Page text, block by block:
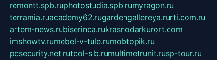
remontt.spb.ruphotostudia.spb.rumyragon.ru
terramia.ruacademy62.rugardengallereya.rurti.com.ru
artem-news.rubiserinca.rukrasnodarkurort.com
imshowtv.rumebel-v-tule.rumobtopik.ru
pcsecurity.net.rutool-sib.rumultimetrunit.rusp-tour.ru